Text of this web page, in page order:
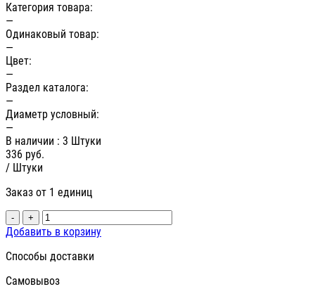
Категория товара:
—
Одинаковый товар:
—
Цвет:
—
Раздел каталога:
—
Диаметр условный:
—
В наличии : 3 Штуки
336 руб.
/ Штуки
Заказ от 1 единиц
- +
Добавить в корзину
Способы доставки
Самовывоз